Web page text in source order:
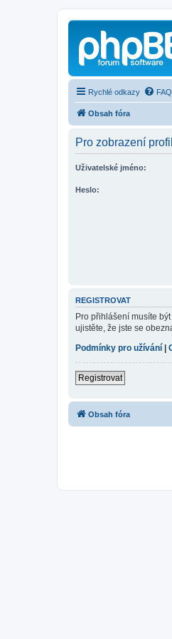
Rychlé odkazy FAQ
Obsah fóra
Pro zobrazení
Uživatelské jméno:
Heslo:
REGISTROVAT
Pro přihlášení musíte
ujistěte, že jste se
Podmínky pro užívání
Registrovat
Obsah fóra